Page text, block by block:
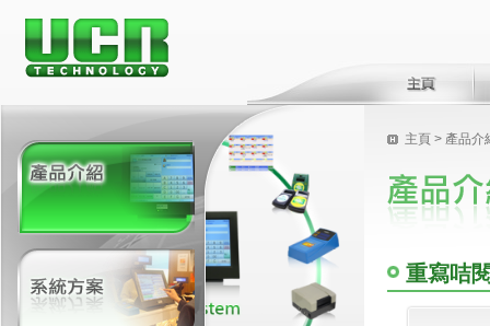
主頁 > 產品介
重寫咭